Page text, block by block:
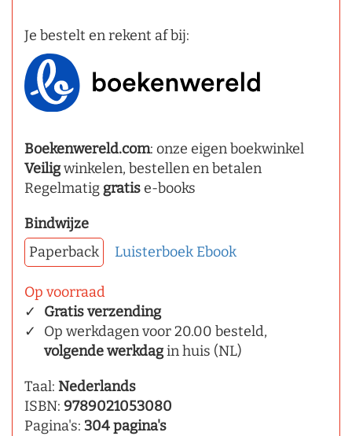
Je bestelt en rekent af bij:
Boekenwereld.com: onze eigen boekwinkel
Veiligwinkelen, bestellen en betalen
Regelmatig gratise-books
Bindwijze
Paperback
Luisterboek Ebook
Op voorraad
Gratis verzending
Op werkdagen voor 20.00 besteld,
volgende werkdagin huis (NL)
Taal: Nederlands
ISBN: 9789021053080
Pagina's: 304 pagina's